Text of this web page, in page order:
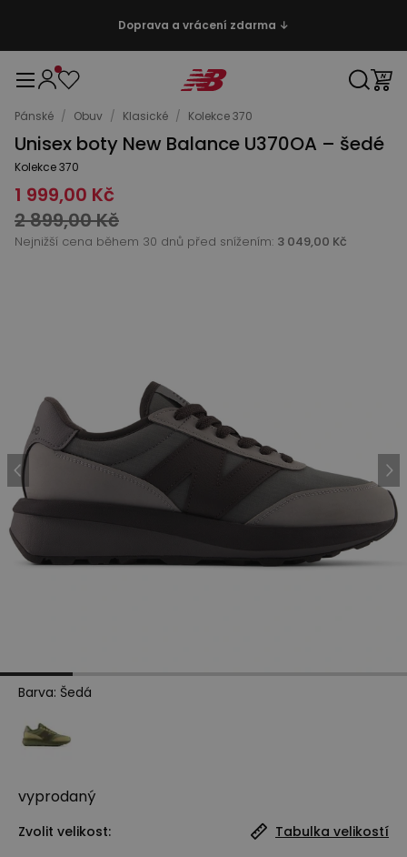
Doprava a vrácení zdarma ↓
Pánské / Obuv / Klasické / Kolekce 370
Unisex boty New Balance U370OA – šedé
Kolekce 370
1 999,00 Kč
2 899,00 Kč
Nejnižší cena během 30 dnů před snížením: 3 049,00 Kč
Barva: Šedá
vyprodaný
Zvolit velikost: Tabulka velikostí